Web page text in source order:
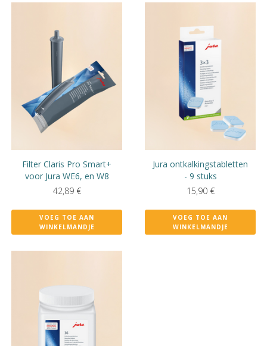
Filter Claris Pro Smart+
voor Jura WE6, en W8
42,89 €
VOEG TOE AAN
WINKELMANDJE
Jura ontkalkingstabletten
- 9 stuks
15,90 €
VOEG TOE AAN
WINKELMANDJE